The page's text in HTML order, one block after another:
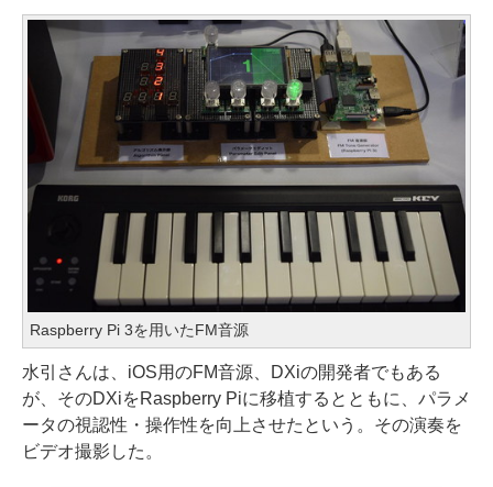
Raspberry Pi 3を用いたFM音源
水引さんは、iOS用のFM音源、DXiの開発者でもある
が、そのDXiをRaspberry Piに移植するとともに、パラメ
ータの視認性・操作性を向上させたという。その演奏を
ビデオ撮影した。